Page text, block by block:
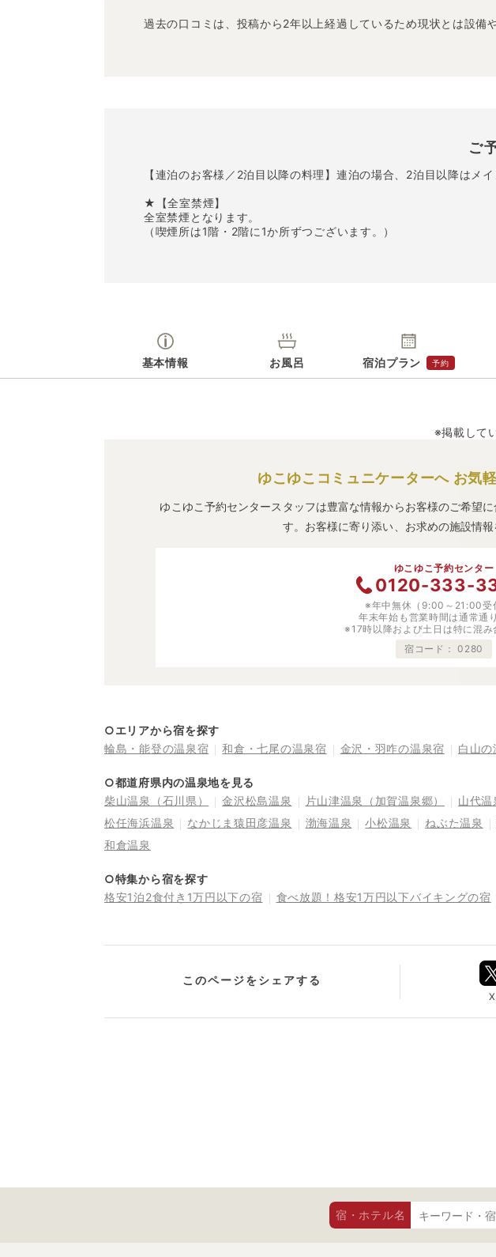
過去の口コミは、投稿から2年以上経過しているため現状とは設備
ご
【連泊のお客様／2泊目以降の料理】連泊の場合、2泊目以降はメ
★【全室禁煙】
全室禁煙となります。
（喫煙所は1階・2階に1か所ずつございます。）
基本情報 お風呂 宿泊プラン 予約
※掲載して
ゆこゆこコミュニケーターへ お気
ゆこゆこ予約センタースタッフは豊富な情報からお客様のご希望
す。お客様に寄り添い、お求めの施設情報
ゆこゆこ予約センター
0120-333-
※年中無休（9:00～21:00受
年末年始も営業時間は通常通
※17時以降および土日は特に混み
宿コード：0280
○エリアから宿を探す
輪島・能登の温泉宿
和倉・七尾の温泉宿 金沢・羽咋の温泉宿 白山の
○都道府県内の温泉地を見る
柴山温泉（石川県）
金沢松島温泉 片山津温泉（加賀温泉郷） 山代温
松任海浜温泉
なかじま猿田彦温泉 渤海温泉 小松温泉 ねぶた温泉
和倉温泉
○特集から宿を探す
格安1泊2食付き1万円以下の宿
食べ放題！格安1万円以下バイキングの宿
このページをシェアする
X
宿・ホテル名